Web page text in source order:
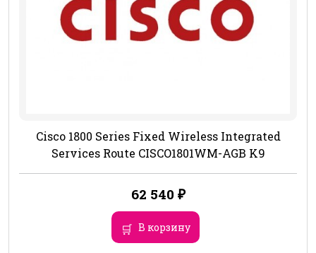
Cisco 1800 Series Fixed Wireless Integrated
Services Route CISCO1801WM-AGB K9
62 540 ₽
В корзину